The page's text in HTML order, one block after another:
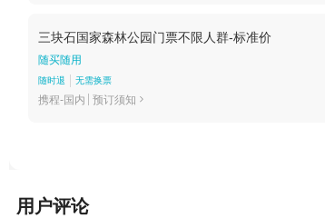
三块石国家森林公园门票不限人群-标准价
随买随用
随时退 无需换票
携程-国内 预订须知 
用户评论